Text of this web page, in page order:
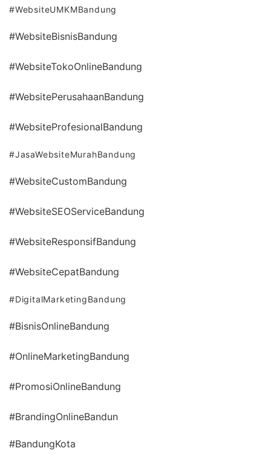
#WebsiteUMKMBandung
#WebsiteBisnisBandung
#WebsiteTokoOnlineBandung
#WebsitePerusahaanBandung
#WebsiteProfesionalBandung
#JasaWebsiteMurahBandung
#WebsiteCustomBandung
#WebsiteSEOServiceBandung
#WebsiteResponsifBandung
#WebsiteCepatBandung
#DigitalMarketingBandung
#BisnisOnlineBandung
#OnlineMarketingBandung
#PromosiOnlineBandung
#BrandingOnlineBandun
#BandungKota